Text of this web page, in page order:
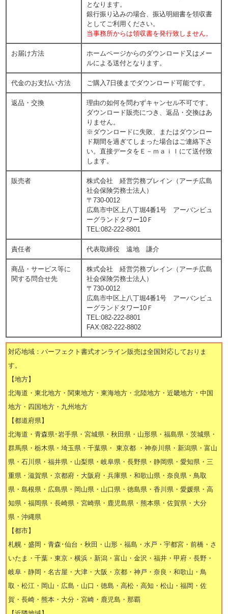
となります。
銀行振り込みの場合、振込明細書を領収書
としてご利用ください。
当事務所からは領収書を発行致しません。
お届け方法
ホームページからのダウンロード又はメー
ルによる送付となります。
代金のお支払い方法 ご購入7日後までダウンロード可能です。
返品・交換
理由の如何を問わずキャンセル不可です。
ダウンロード販売につき、返品・交換はあ
りません。
※ダウンロードに失敗、またはダウンロー
ド期間を過ぎてしまった場合はご連絡下さ
い。直接データをＥ－ｍａｉｌにて送付致
します。
販売者
株式会社 経営労務ブレイン（アーチ広島
社会保険労務士法人）
〒730-0012
広島市中区上八丁堀4番1号 アーバンビュ
ーグランドタワー10Ｆ
TEL:082-222-8801
責任者 代表取締役 遠地 謙介
商品・サービス等に
関する問合せ先
株式会社 経営労務ブレイン（アーチ広島
社会保険労務士法人）
〒730-0012
広島市中区上八丁堀4番1号 アーバンビュ
ーグランドタワー10Ｆ
TEL:082-222-8801
FAX:082-222-8802
対応地域：パーフェクト書式オンライン販売は全国対応しておりま
す。
【地方】
北海道・東北地方・関東地方・東海地方・北陸地方・近畿地方・中国
地方・四国地方・九州地方
【都道府県】
北海道・青森県･岩手県・宮城県・秋田県・山形県・福島県・茨城県・
群馬県・栃木県・埼玉県・千葉県・ 東京都 ・神奈川県・新潟県・富山
県・石川県・福井県・山梨県・岐阜県・長野県・静岡県・愛知県・三
重県・滋賀県・京都府・大阪府・兵庫県・和歌山県・奈良県・鳥取
県・島根県・広島県・岡山県・山口県・徳島県・香川県・愛媛県・高
知県・福岡県・長崎県・宮崎県・鹿児島県・熊本県・佐賀県・大分
県・沖縄県
【都市】
札幌・盛岡・青森･仙台・秋田・山形・福島・水戸・宇都宮・前橋・さ
いたま・千葉・東京・横浜・新潟・富山・金沢・福井・甲府・長野・
岐阜・静岡・名古屋・大津・大阪・京都・神戸・奈良・和歌山・鳥
取・松江・岡山・広島・山口・徳島・高松・高知・松山・福岡・佐
賀・長崎・熊本・大分・宮崎・鹿児島・那覇